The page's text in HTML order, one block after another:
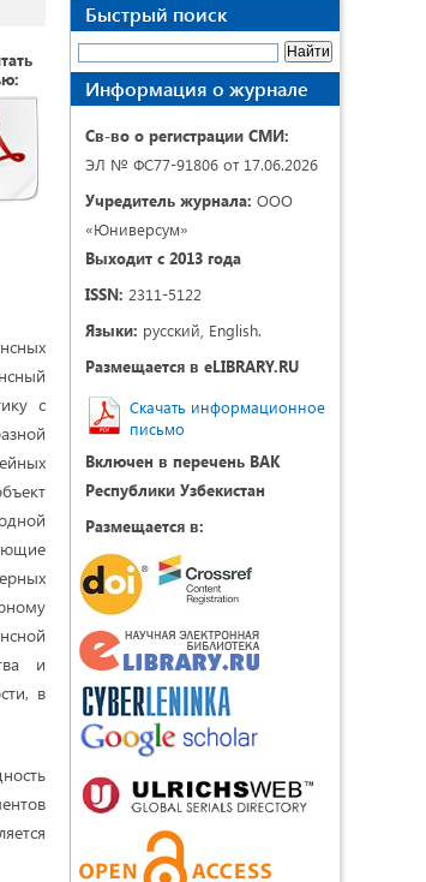
с
и
в
Быстрый поиск
Информация о журнале
Св-во о регистрации СМИ:
ЭЛ № ФС77-91806 от 17.06.2026
Учредитель журнала: ООО
«Юниверсум»
Выходит с 2013 года
ISSN: 2311-5122
Языки: русский, English.
Размещается в eLIBRARY.RU
Скачать информационное
письмо
Включен в перечень ВАК
Республики Узбекистан
Размещается в: